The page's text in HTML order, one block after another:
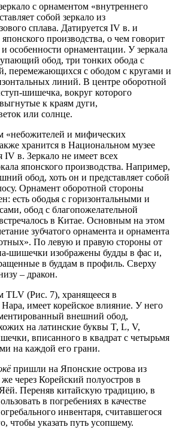
с орнаментом «внутреннего
собой зеркало из
сплава. Датируется IV в. и
производства, о чем говорит
особенности орнаментации. У зеркала
обод, три тонких обода с
перемежающихся с ободом с кругами и
линий. В центре оборотной
шишечка, вокруг которого
к краям дуги,
или солнце.
«небожителей и мифических
хранится в Национальном музее
IV в. Зеркало не имеет всех
японского производства. Например,
обод, хоть он и представляет собой
Орнамент оборотной стороны
есть ободья с горизонтальными и
обод с благопожелательной
в Китае. Основным на этом
зубчатого орнамента и орнамента
По левую и правую стороны от
шишечки изображены будды в фас и,
в буддам в профиль. Сверху
– дракон.
TLV (Рис. 7), хранящееся в
имеет корейское влияние. У него
внешний обод,
на латинские буквы T, L, V,
вписанного в квадрат с четырьмя
на каждой его грани.
пришли на Японские острова из
через Корейский полуостров в
Переняв китайскую традицию, в
в погребениях в качестве
инвентаря, считавшегося
чтобы указать путь усопшему.